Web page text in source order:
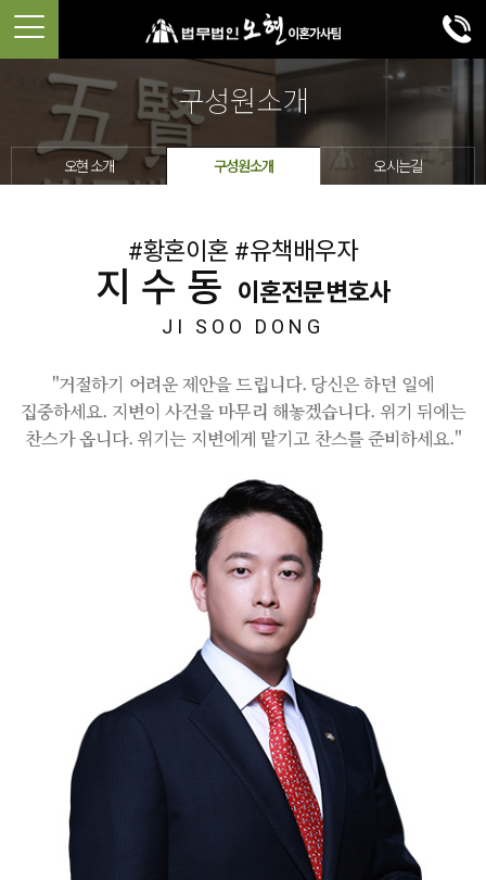
구성원소개
오현 소개 구성원소개 오시는길
#황혼이혼 #유책배우자
지수동 이혼전문변호사
JI SOO DONG
"거절하기 어려운 제안을 드립니다. 당신은 하던 일에
집중하세요. 지변이 사건을 마무리 해놓겠습니다. 위기 뒤에는
찬스가 옵니다. 위기는 지변에게 맡기고 찬스를 준비하세요."